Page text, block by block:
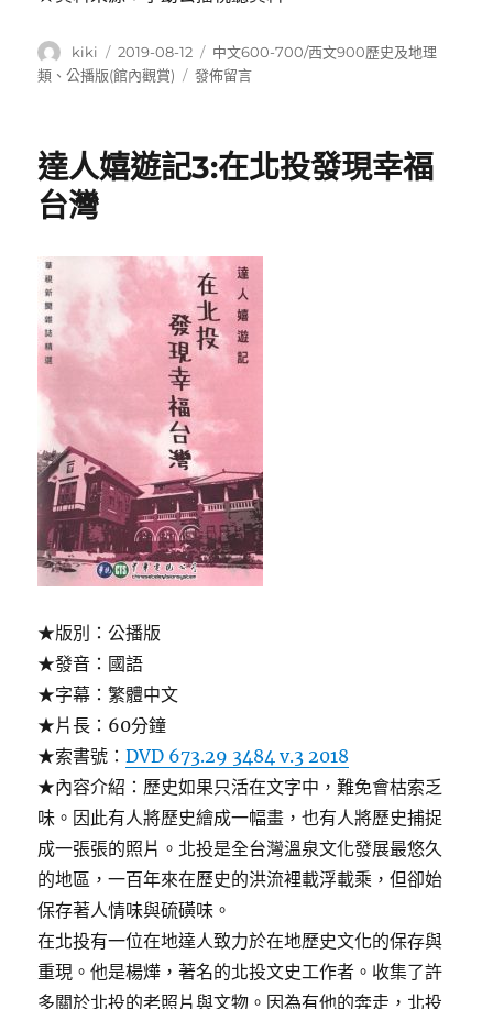
作
者
kiki
發
佈
2019-08-12
分
類
中文600-700/西文900歷史及地理
類 、公播版(館內觀賞)
在
遊
石
森
呼
吸〉
發佈留言
達人嬉遊記3:在北投發現幸福
台灣
★版別：公播版
★發音：國語
★字幕：繁體中文
★片長：60分鐘
★索書號：DVD 673.29 3484 v.3 2018
★內容介紹：歷史如果只活在文字中，難免會枯索乏
味。因此有人將歷史繪成一幅畫，也有人將歷史捕捉
成一張張的照片。北投是全台灣溫泉文化發展最悠久
的地區，一百年來在歷史的洪流裡載浮載乘，但卻始
保存著人情味與硫磺味。
在北投有一位在地達人致力於在地歷史文化的保存與
重現。他是楊燁，著名的北投文史工作者。收集了許
多關於北投的老照片與文物。因為有他的奔走，北投